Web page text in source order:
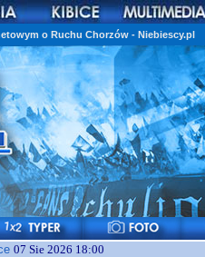
o Ruchu Chorzów - Niebiescy.pl
07 Sie 2026 18:00